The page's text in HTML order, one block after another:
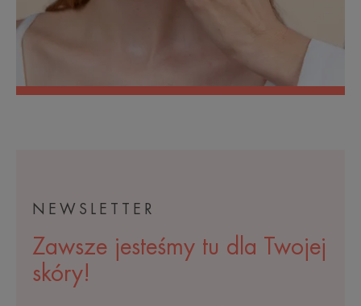
NEWSLETTER
Zawsze jesteśmy tu dla Twojej
skóry!